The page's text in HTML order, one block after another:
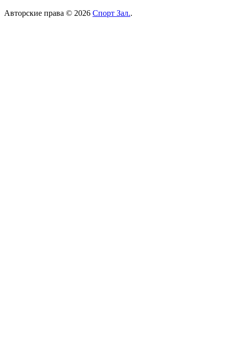
Авторские права © 2026 Спорт Зал..